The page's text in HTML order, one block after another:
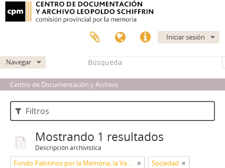
Iniciar sesión
Navegar
Centro de Documentación y Archivo
Filtros
Mostrando 1 resultados
Descripción archivística
Fondo Palotinos por la Memoria, la Verdad y la Justicia Sociedad